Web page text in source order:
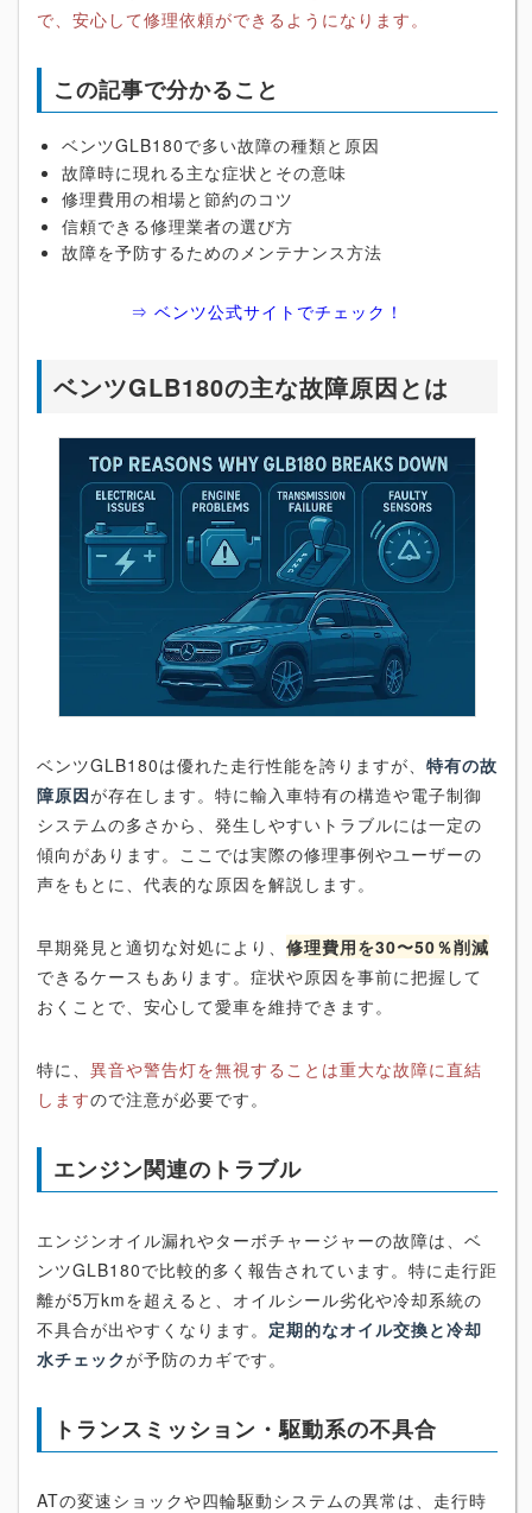
で、安心して修理依頼ができるようになります。
この記事で分かること
ベンツGLB180で多い故障の種類と原因
故障時に現れる主な症状とその意味
修理費用の相場と節約のコツ
信頼できる修理業者の選び方
故障を予防するためのメンテナンス方法
⇒ ベンツ公式サイトでチェック！
ベンツGLB180の主な故障原因とは
ベンツGLB180は優れた走行性能を誇りますが、 特有の故
障原因が存在します。特に輸入車特有の構造や電子制御
システムの多さから、発生しやすいトラブルには一定の
傾向があります。ここでは実際の修理事例やユーザーの
声をもとに、代表的な原因を解説します。
早期発見と適切な対処により、 修理費用を30〜50％削減
できるケースもあります。症状や原因を事前に把握して
おくことで、安心して愛車を維持できます。
特に、 異音や警告灯を無視することは重大な故障に直結
しますので注意が必要です。
エンジン関連のトラブル
エンジンオイル漏れやターボチャージャーの故障は、ベ
ンツGLB180で比較的多く報告されています。特に走行距
離が5万kmを超えると、オイルシール劣化や冷却系統の
不具合が出やすくなります。 定期的なオイル交換と冷却
水チェックが予防のカギです。
トランスミッション・駆動系の不具合
ATの変速ショックや四輪駆動システムの異常は、走行時